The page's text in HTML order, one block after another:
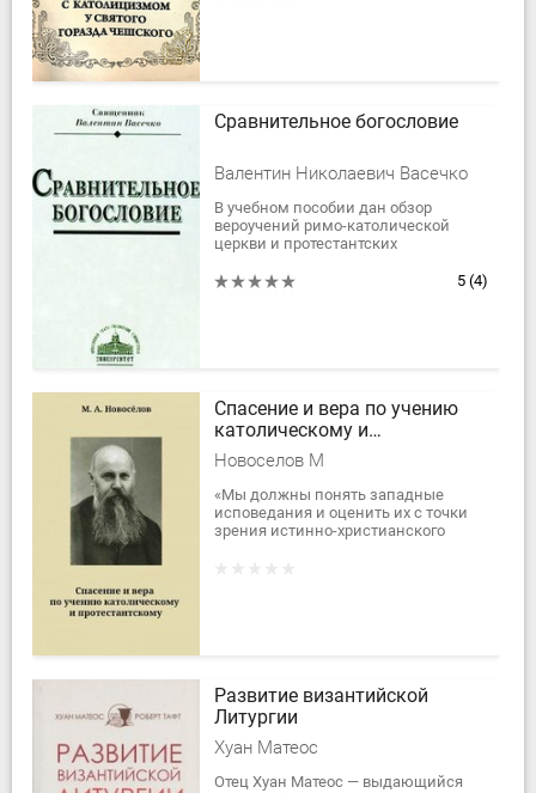
Сравнительное богословие
Валентин Николаевич Васечко
В учебном пособии дан обзор
вероучений римо-католической
церкви и протестантских
проблемы отношения Православия...
5 (4)
Спасение и вера по учению
католическому и
протестантскому
Новоселов М
«Мы должны понять западные
исповедания и оценить их с точки
зрения истинно-христианского
Развитие византийской
Литургии
Хуан Матеос
Отец Хуан Матеос — выдающийся